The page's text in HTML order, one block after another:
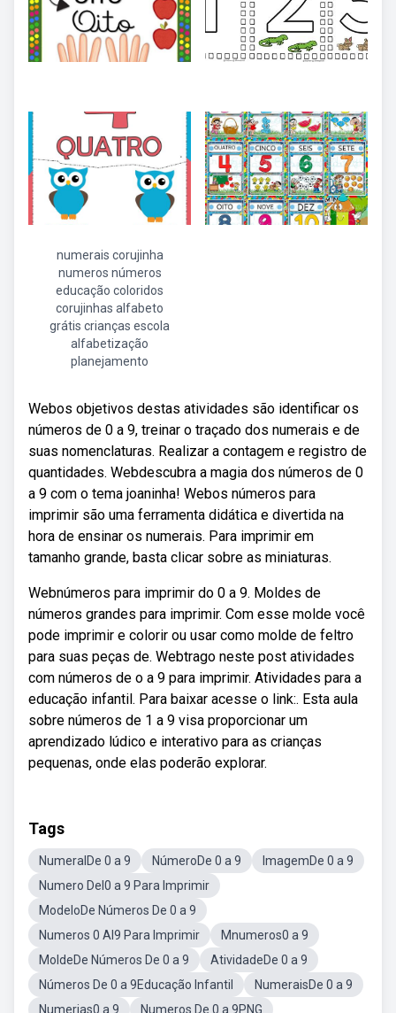
numerais corujinha
numeros números
educação coloridos
corujinhas alfabeto
grátis crianças escola
alfabetização
planejamento
Webos objetivos destas atividades são identificar os
números de 0 a 9, treinar o traçado dos numerais e de
suas nomenclaturas. Realizar a contagem e registro de
quantidades. Webdescubra a magia dos números de 0
a 9 com o tema joaninha! Webos números para
imprimir são uma ferramenta didática e divertida na
hora de ensinar os numerais. Para imprimir em
tamanho grande, basta clicar sobre as miniaturas.
Webnúmeros para imprimir do 0 a 9. Moldes de
números grandes para imprimir. Com esse molde você
pode imprimir e colorir ou usar como molde de feltro
para suas peças de. Webtrago neste post atividades
com números de o a 9 para imprimir. Atividades para a
educação infantil. Para baixar acesse o link:. Esta aula
sobre números de 1 a 9 visa proporcionar um
aprendizado lúdico e interativo para as crianças
pequenas, onde elas poderão explorar.
Tags
NumeralDe 0 a 9 NúmeroDe 0 a 9
ImagemDe 0 a 9
Numero Del0 a 9 Para Imprimir
ModeloDe Números De 0 a 9
Numeros 0 Al9 Para Imprimir
Mnumeros0 a 9
MoldeDe Números De 0 a 9
AtividadeDe 0 a 9
Números De 0 a 9Educação Infantil
NumeraisDe 0 a 9
Numerias0 a 9
Numeros De 0 a 9PNG